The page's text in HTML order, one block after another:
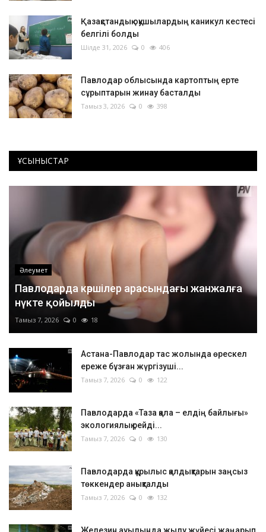
Қазақстандық оқушылардың каникул кестесі
белгілі болды
Шілде 31, 2026 0 406
Павлодар облысында картоптың ерте
сұрыптарын жинау басталды
Тамыз 3, 2026 0 398
ҰСЫНЫСТАР
Әлеумет
Павлодарда көршілер арасындағы жанжалға
нүкте қойылды
Тамыз 7, 2026 0 18
Астана-Павлодар тас жолында өрескел
ереже бұзған жүргізуші...
Тамыз 7, 2026 0 122
Павлодарда «Таза қала – елдің байлығы»
экологиялық рейді...
Тамыз 7, 2026 0 130
Павлодарда құрылыс қалдықтарын заңсыз
төккендер анықталды
Тамыз 7, 2026 0 132